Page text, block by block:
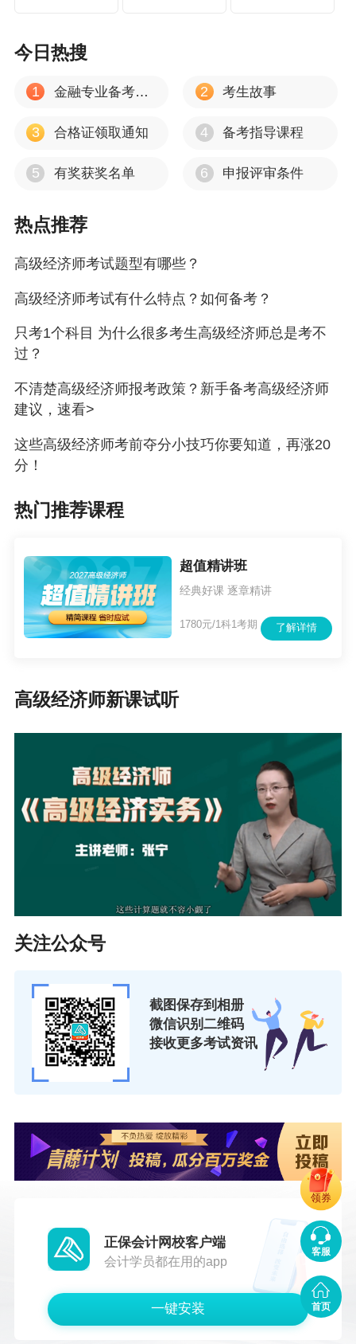
济师，需要先考试再评审，要趁早备考！
正保会计网校2021年高级经济师辅导课程已上线，设置超
试、评审、论文指导课，超级划算！早报课，早学习
点击了解高级经济师课程>>
更多推荐：
有哪些适合高级经济师考生看的宝藏公众号？
2020年高级经济师《评审指导》课程上线
今日热搜
1 金融专业备考心得 2 考生故事
3 合格证领取通知 4 备考指导课程
5 有奖获奖名单 6 申报评审条件
热点推荐
高级经济师考试题型有哪些？
高级经济师考试有什么特点？如何备考？
只考1个科目 为什么很多考生高级经济师总是考不
过？
不清楚高级经济师报考政策？新手备考高级经济师
建议，速看>
这些高级经济师考前夺分小技巧你要知道，再涨20
分！
热门推荐课程
超值精讲班
经典好课 逐章精讲
了解详情
1780元/1科1考期
高级经济师新课试听
关注公众号
截图保存到相册
微信识别二维码
接收更多考试资讯
正保会计网校客户端
会计学员都在用的app
一键安装
客服
首页
领券